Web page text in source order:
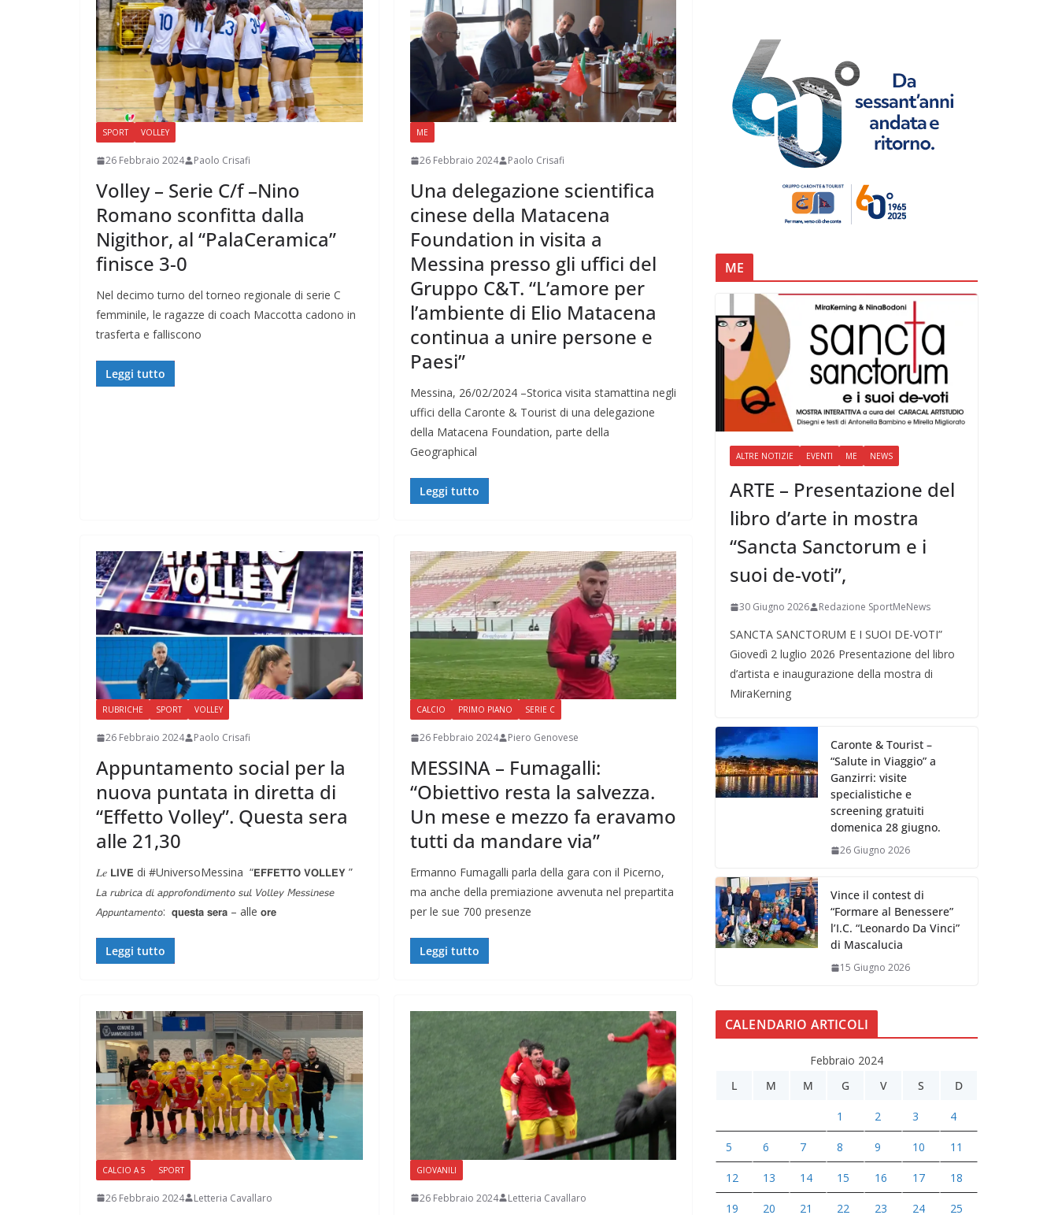
SPORT VOLLEY
26 Febbraio 2024 Paolo Crisafi
Volley – Serie C/f –Nino
Romano sconfitta dalla
Nigithor, al “PalaCeramica”
finisce 3-0
Nel decimo turno del torneo regionale di serie C
femminile, le ragazze di coach Maccotta cadono in
trasferta e falliscono
Leggi tutto
ME
26 Febbraio 2024 Paolo Crisafi
Una delegazione scientifica
cinese della Matacena
Foundation in visita a
Messina presso gli uffici del
Gruppo C&T. “L’amore per
l’ambiente di Elio Matacena
continua a unire persone e
Paesi”
Messina, 26/02/2024 –Storica visita stamattina negli
uffici della Caronte & Tourist di una delegazione
della Matacena Foundation, parte della
Geographical
Leggi tutto
RUBRICHE SPORT VOLLEY
26 Febbraio 2024 Paolo Crisafi
Appuntamento social per la
nuova puntata in diretta di
“Effetto Volley”. Questa sera
alle 21,30
𝐿𝑒 𝗟𝗜𝗩𝗘 di #UniversoMessina “𝗘𝗙𝗙𝗘𝗧𝗧𝗢 𝗩𝗢𝗟𝗟𝗘𝗬 ”
𝘓𝘢 𝘳𝘶𝘣𝘳𝘪𝘤𝘢 𝘥𝘪 𝘢𝘱𝘱𝘳𝘰𝘧𝘰𝘯𝘥𝘪𝘮𝘦𝘯𝘵𝘰 𝘴𝘶𝘭 𝘝𝘰𝘭𝘭𝘦𝘺 𝘔𝘦𝘴𝘴𝘪𝘯𝘦𝘴𝘦
𝘈𝘱𝘱𝘶𝘯𝘵𝘢𝘮𝘦𝘯𝘵𝘰: 𝗾𝘂𝗲𝘀𝘁𝗮 𝘀𝗲𝗿𝗮 – alle 𝗼𝗿𝗲
Leggi tutto
CALCIO PRIMO PIANO SERIE C
26 Febbraio 2024 Piero Genovese
MESSINA – Fumagalli:
“Obiettivo resta la salvezza.
Un mese e mezzo fa eravamo
tutti da mandare via”
Ermanno Fumagalli parla della gara con il Picerno,
ma anche della premiazione avvenuta nel prepartita
per le sue 700 presenze
Leggi tutto
CALCIO A 5 SPORT
26 Febbraio 2024 Letteria Cavallaro
GIOVANILI
26 Febbraio 2024 Letteria Cavallaro
ME
ALTRE NOTIZIE EVENTI ME NEWS
ARTE – Presentazione del
libro d’arte in mostra
“Sancta Sanctorum e i
suoi de-voti”,
30 Giugno 2026 Redazione SportMeNews
SANCTA SANCTORUM E I SUOI DE-VOTI”
Giovedì 2 luglio 2026 Presentazione del libro
d’artista e inaugurazione della mostra di
MiraKerning
Caronte & Tourist –
“Salute in Viaggio” a
Ganzirri: visite
specialistiche e
screening gratuiti
domenica 28 giugno.
26 Giugno 2026
Vince il contest di
“Formare al Benessere”
l’I.C. “Leonardo Da Vinci”
di Mascalucia
15 Giugno 2026
CALENDARIO ARTICOLI
Febbraio 2024
L
M M G V S D
1 2 3 4
5 6 7 8 9 10 11
12 13 14 15 16 17 18
19 20 21 22 23 24 25